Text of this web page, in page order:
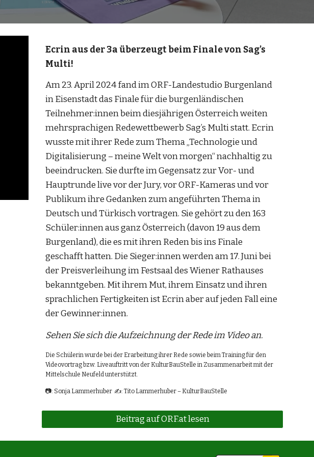
Ecrin aus der 3a überzeugt beim Finale von Sag’s
Multi!
Am 23. April 2024 fand im ORF-Landestudio Burgenland
in Eisenstadt das Finale für die burgenländischen
Teilnehmer:innen beim diesjährigen Österreich weiten
mehrsprachigen Redewettbewerb Sag’s Multi statt. Ecrin
wusste mit ihrer Rede zum Thema „Technologie und
Digitalisierung – meine Welt von morgen“ nachhaltig zu
beeindrucken. Sie durfte im Gegensatz zur Vor- und
Hauptrunde live vor der Jury, vor ORF-Kameras und vor
Publikum ihre Gedanken zum angeführten Thema in
Deutsch und Türkisch vortragen. Sie gehört zu den 163
Schüler:innen aus ganz Österreich (davon 19 aus dem
Burgenland), die es mit ihren Reden bis ins Finale
geschafft hatten. Die Sieger:innen werden am 17. Juni bei
der Preisverleihung im Festsaal des Wiener Rathauses
bekanntgeben. Mit ihrem Mut, ihrem Einsatz und ihren
sprachlichen Fertigkeiten ist Ecrin aber auf jeden Fall eine
der Gewinner:innen.
Sehen Sie sich die Aufzeichnung der Rede im Video an.
Die Schülerin wurde bei der Erarbeitung ihrer Rede sowie beim Training für den
Videovortrag bzw. Liveauftritt von der KulturBauStelle in Zusammenarbeit mit der
Mittelschule Neufeld unterstützt.
📷: Sonja Lammerhuber ✍️:Tito Lammerhuber – KulturBauStelle
Beitrag auf ORF.at lesen